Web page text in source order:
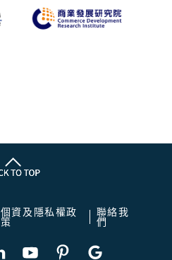
個資及隱私權政
策
聯絡我
們